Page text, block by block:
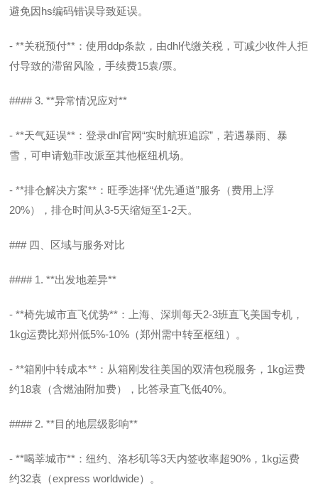
避免因hs编码错误导致延误。
- **关税预付**：使用ddp条款，由dhl代缴关税，可减少收件人拒
付导致的滞留风险，手续费15袁/票。
#### 3. **异常情况应对**
- **天气延误**：登录dhl官网“实时航班追踪”，若遇暴雨、暴
雪，可申请勉菲改派至其他枢纽机场。
- **排仓解决方案**：旺季选择“优先通道”服务（费用上浮
20%），排仓时间从3-5天缩短至1-2天。
### 四、区域与服务对比
#### 1. **出发地差异**
- **椅先城市直飞优势**：上海、深圳每天2-3班直飞美国专机，
1kg运费比郑州低5%-10%（郑州需中转至枢纽）。
- **箱刚中转成本**：从箱刚发往美国的双清包税服务，1kg运费
约18袁（含燃油附加费），比答录直飞低40%。
#### 2. **目的地层级影响**
- **喝莘城市**：纽约、洛杉矶等3天内签收率超90%，1kg运费
约32袁（express worldwide）。